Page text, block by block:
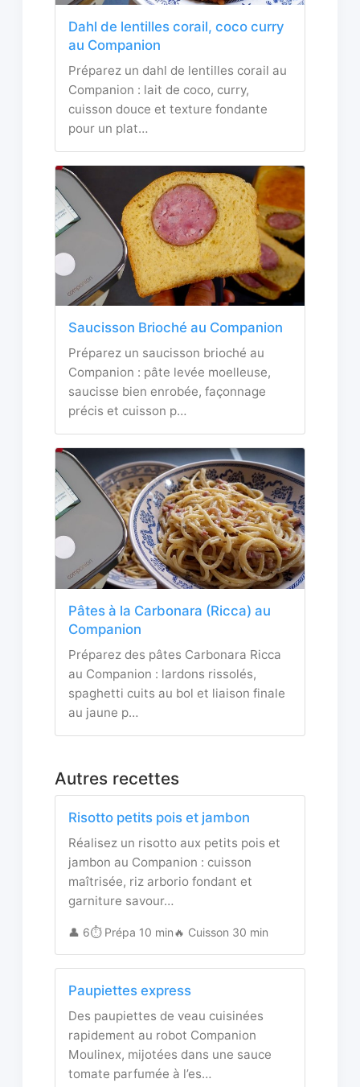
Dahl de lentilles corail, coco curry
au Companion
Préparez un dahl de lentilles corail au
Companion : lait de coco, curry,
cuisson douce et texture fondante
pour un plat…
Saucisson Brioché au Companion
Préparez un saucisson brioché au
Companion : pâte levée moelleuse,
saucisse bien enrobée, façonnage
précis et cuisson p…
Pâtes à la Carbonara (Ricca) au
Companion
Préparez des pâtes Carbonara Ricca
au Companion : lardons rissolés,
spaghetti cuits au bol et liaison finale
au jaune p…
Autres recettes
Risotto petits pois et jambon
Réalisez un risotto aux petits pois et
jambon au Companion : cuisson
maîtrisée, riz arborio fondant et
garniture savour…
👤 6⏱️ Prépa 10 min🔥 Cuisson 30 min
Paupiettes express
Des paupiettes de veau cuisinées
rapidement au robot Companion
Moulinex, mijotées dans une sauce
tomate parfumée à l’es…